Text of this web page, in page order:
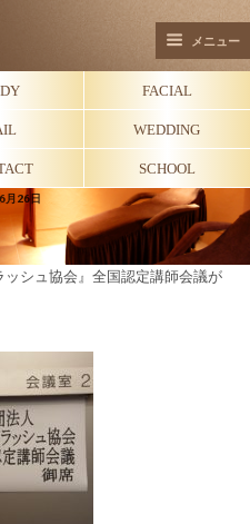
メニュー
FACIAL
WEDDING
SCHOOL
月26日
シュ協会』全国認定講師会議が